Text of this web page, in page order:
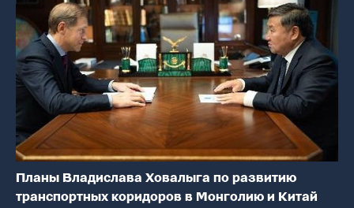
Планы Владислава Ховалыга по развитию
транспортных коридоров в Монголию и Китай